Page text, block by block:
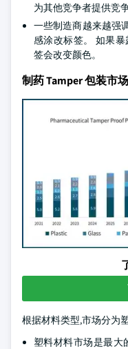
为其他竞争者提供竞争
一些制造商越来越强
感涂改标签。 如果
签会改变颜色。
制药 Tamper 包装市
根据材料类型,市场分为
塑料材料市场是最大